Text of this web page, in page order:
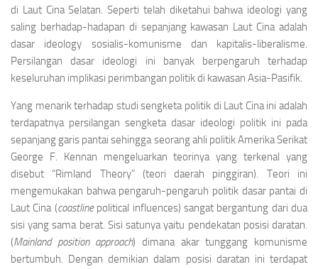
di La­ut Cina Selatan. Seperti telah diketahui bahwa ideologi yang
saling berhadap-hadapan di sepan­jang kawasan Laut Cina adalah
dasar ideology sosialis-komunisme dan kapitalis-liberalisme.
Persilangan dasar ideologi ini banyak berpenga­ruh terhadap
keseluruhan implikasi perimbangan politik di kawasan Asia-Pasifik.
Yang menarik terhadap studi sengketa politik di Laut Cina ini adalah
terdapatnya persi­langan sengketa dasar ideologi politik ini pada
sepanjang garis pantai sehingga seorang ahli politik Amerika Serikat
George F. Kennan mengeluarkan teorinya yang terkenal yang
disebut “Rimland Theory” (teori daerah pinggiran). Teo­ri ini
mengemukakan bahwa pengaruh-pengaruh po­litik dasar pantai di
Laut Cina (coastlinepolitical influences) sangat bergantung dari dua
sisi yang sama berat. Sisi satunya yaitu pendekatan posisi daratan.
(Mainland position approach) dimana akar tunggang komunisme
bertumbuh. Dengan demikian dalam posisi daratan ini terda­pat